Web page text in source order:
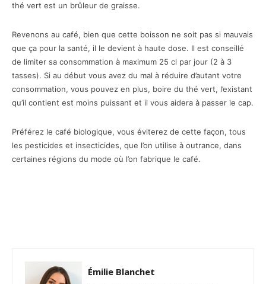
thé vert est un brûleur de graisse.
Revenons au café, bien que cette boisson ne soit pas si mauvais
que ça pour la santé, il le devient à haute dose. Il est conseillé
de limiter sa consommation à maximum 25 cl par jour (2 à 3
tasses). Si au début vous avez du mal à réduire d’autant votre
consommation, vous pouvez en plus, boire du thé vert, l’existant
qu’il contient est moins puissant et il vous aidera à passer le cap.
Préférez le café biologique, vous éviterez de cette façon, tous
les pesticides et insecticides, que l’on utilise à outrance, dans
certaines régions du mode où l’on fabrique le café.
Émilie Blanchet